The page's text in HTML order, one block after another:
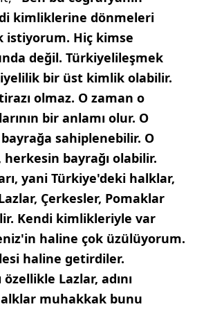
kimliklerine dönmeleri
istiyorum. Hiç kimse
değil. Türkiyelileşmek
bir üst kimlik olabilir.
olmaz. O zaman o
bir anlamı olur. O
sahiplenebilir. O
bayrağı olabilir.
yani Türkiye'deki halklar,
Çerkesler, Pomaklar
Kendi kimlikleriyle var
haline çok üzülüyorum.
haline getirdiler.
Lazlar, adını
muhakkak bunu